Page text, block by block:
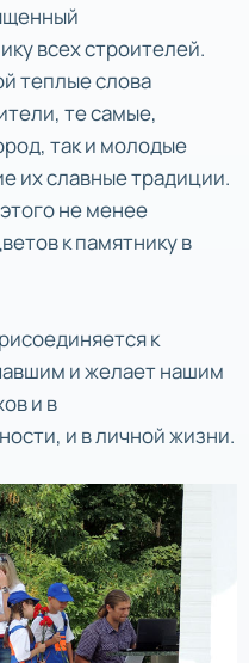
всех строителей.
теплые слова
те самые,
так и молодые
их славные традиции.
не менее
к памятнику в
к
и желает нашим
и в
и в личной жизни.